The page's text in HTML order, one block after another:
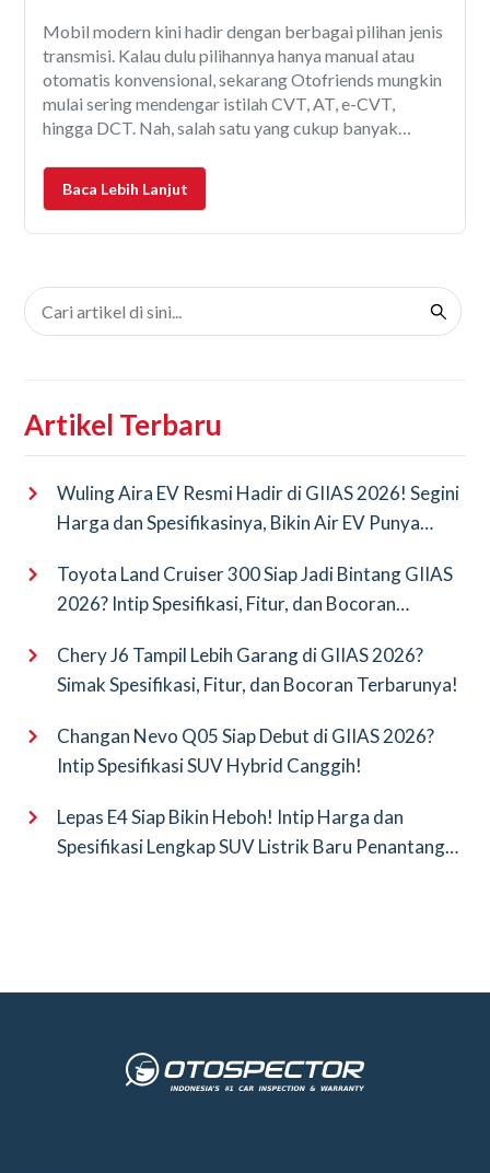
Mobil modern kini hadir dengan berbagai pilihan jenis
transmisi. Kalau dulu pilihannya hanya manual atau
otomatis konvensional, sekarang Otofriends mungkin
mulai sering mendengar istilah CVT, AT, e-CVT,
hingga DCT. Nah, salah satu yang cukup banyak
(Dual Clutch Transmission). Transmisi DCT mulai
banyak diadopsi oleh berbagai pabrikan dunia,
Baca Lebih Lanjut
Artikel Terbaru
Wuling Aira EV Resmi Hadir di GIIAS 2026! Segini
Harga dan Spesifikasinya, Bikin Air EV Punya
Toyota Land Cruiser 300 Siap Jadi Bintang GIIAS
2026? Intip Spesifikasi, Fitur, dan Bocoran
Chery J6 Tampil Lebih Garang di GIIAS 2026?
Simak Spesifikasi, Fitur, dan Bocoran Terbarunya!
Changan Nevo Q05 Siap Debut di GIIAS 2026?
Intip Spesifikasi SUV Hybrid Canggih!
Lepas E4 Siap Bikin Heboh! Intip Harga dan
Spesifikasi Lengkap SUV Listrik Baru Penantang